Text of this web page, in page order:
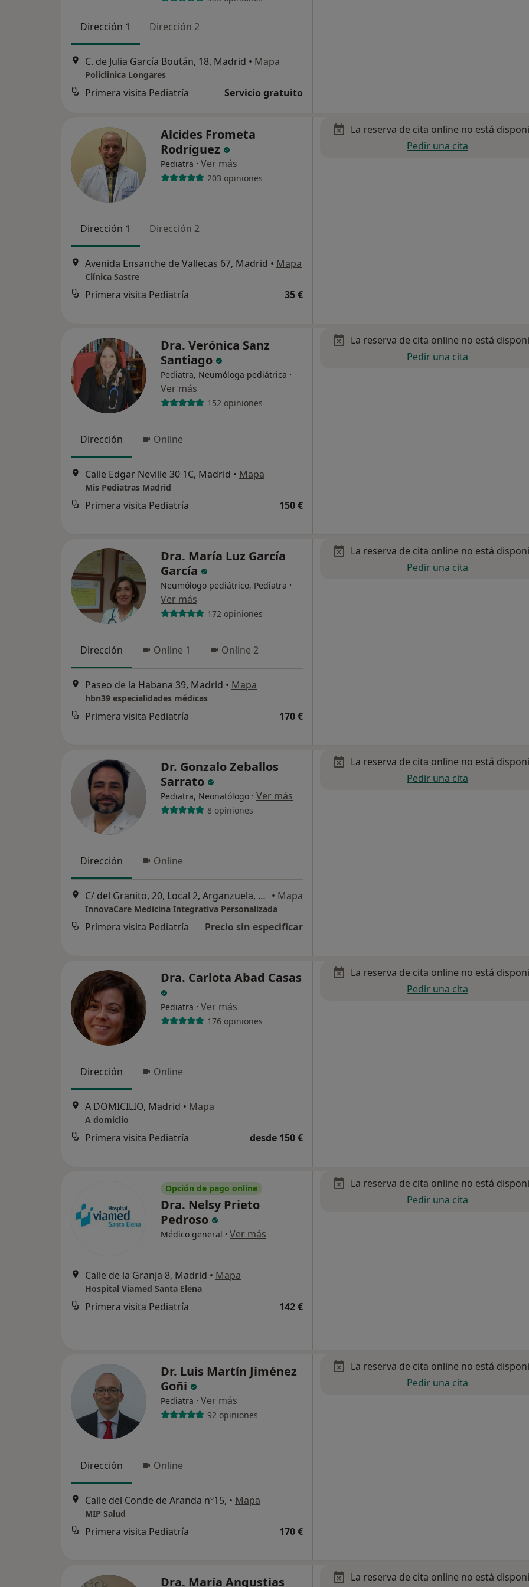
Dirección 1 Dirección 2
C. de Julia García Boután, 18, Madrid • Mapa
Policlinica Longares
Primera visita Pediatría Servicio gratuito
Alcides Frometa
Rodríguez
Pediatra · Ver más
203 opiniones
Dirección 1 Dirección 2
Avenida Ensanche de Vallecas 67, Madrid • Mapa
Clínica Sastre
Primera visita Pediatría 35 €
La reserva de cita online no está
Pedir una cita
Dra. Verónica Sanz
Santiago
Pediatra, Neumóloga pediátrica ·
Ver más
152 opiniones
Dirección Online
Calle Edgar Neville 30 1C, Madrid • Mapa
Mis Pediatras Madrid
Primera visita Pediatría 150 €
La reserva de cita online no está
Pedir una cita
Dra. María Luz García
García
Neumólogo pediátrico, Pediatra ·
Ver más
172 opiniones
Dirección Online 1 Online 2
Paseo de la Habana 39, Madrid • Mapa
hbn39 especialidades médicas
Primera visita Pediatría 170 €
La reserva de cita online no está
Pedir una cita
Dr. Gonzalo Zeballos
Sarrato
Pediatra, Neonatólogo · Ver más
8 opiniones
Dirección Online
C/ del Granito, 20, Local 2, Arganzuela, Madrid • Mapa
InnovaCare Medicina Integrativa Personalizada
Primera visita Pediatría Precio sin especificar
La reserva de cita online no está
Pedir una cita
Dra. Carlota Abad Casas
Pediatra · Ver más
176 opiniones
Dirección Online
A DOMICILIO, Madrid • Mapa
A domiclio
Primera visita Pediatría desde 150 €
La reserva de cita online no está
Pedir una cita
Opción de pago online
Dra. Nelsy Prieto
Pedroso
Médico general · Ver más
Calle de la Granja 8, Madrid • Mapa
Hospital Viamed Santa Elena
Primera visita Pediatría 142 €
La reserva de cita online no está
Pedir una cita
Dr. Luis Martín Jiménez
Goñi
Pediatra · Ver más
92 opiniones
Dirección Online
Calle del Conde de Aranda nº15, • Mapa
MIP Salud
Primera visita Pediatría 170 €
La reserva de cita online no está
Pedir una cita
Dra. María Angustias La reserva de cita online no está